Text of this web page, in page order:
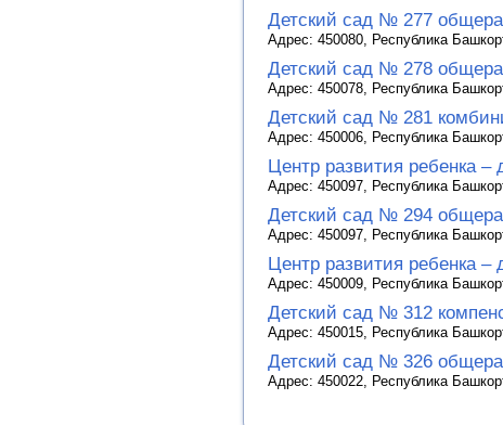
Детский сад № 277
Адрес: 450080, Республика
Детский сад № 278
Адрес: 450078, Республика
Детский сад № 281
Адрес: 450006, Республика
Центр развития ребенка
Адрес: 450097, Республика
Детский сад № 294
Адрес: 450097, Республика
Центр развития ребенка
Адрес: 450009, Республика
Детский сад № 312
Адрес: 450015, Республика
Детский сад № 326
Адрес: 450022, Республика